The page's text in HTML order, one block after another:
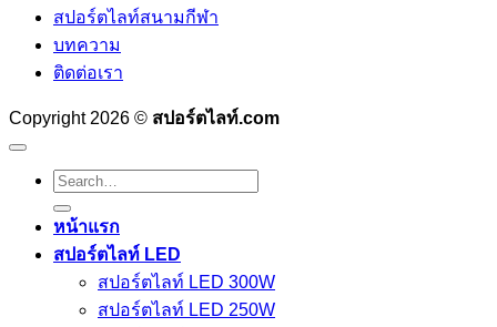
สปอร์ตไลท์สนามกีฬา
บทความ
ติดต่อเรา
Copyright 2026 © สปอร์ตไลท์.com
Search
for:
หน้าแรก
สปอร์ตไลท์ LED
สปอร์ตไลท์ LED 300W
สปอร์ตไลท์ LED 250W